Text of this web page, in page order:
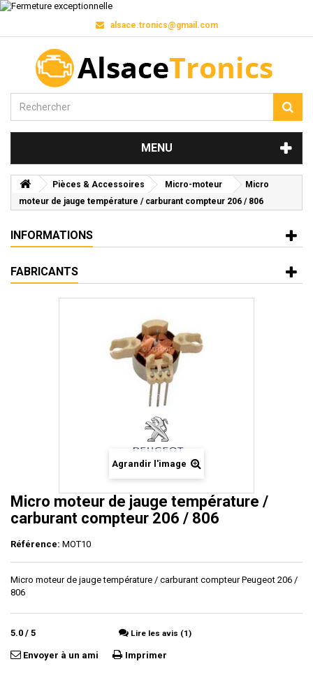
alsace.tronics@gmail.com
MENU
Pièces & Accessoires Micro-moteur
Micro
moteur de jauge température / carburant compteur 206 / 806
INFORMATIONS
FABRICANTS
Agrandir l'image
Micro moteur de jauge température /
carburant compteur 206 / 806
Référence: MOT10
Micro moteur de jauge température / carburant compteur Peugeot 206 /
806
5.0 / 5 Lire les avis (1)
Envoyer à un ami Imprimer